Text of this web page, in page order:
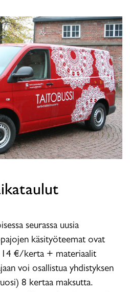
seurassa uusia
käsityöteemat ovat
14 €/kerta + materiaalit
voi osallistua yhdistyksen
8 kertaa maksutta.